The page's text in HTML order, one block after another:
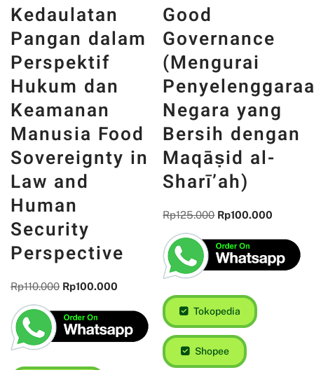
Kedaulatan
Pangan dalam
Perspektif
Hukum dan
Keamanan
Manusia Food
Sovereignty in
Law and
Human
Security
Perspective
Rp110.000 Rp100.000
Good
Governance
(Mengurai
Negara yang
Bersih dengan
Maqāṣid al-
Sharī’ah)
Rp125.000 Rp100.000
Tokopedia
Shopee